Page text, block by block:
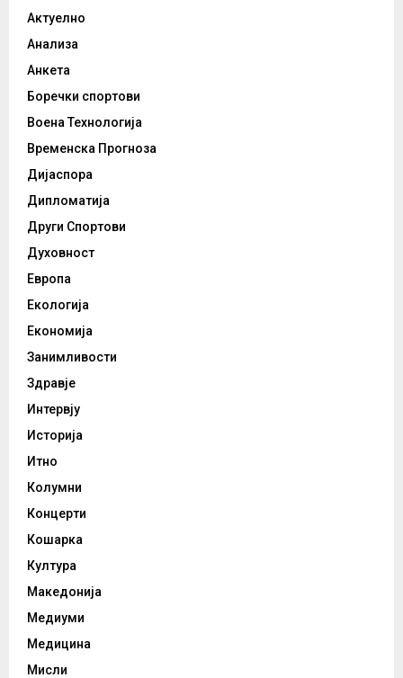
Актуелно
Анализа
Анкета
Боречки спортови
Воена Технологија
Временска Прогноза
Дијаспора
Дипломатија
Други Спортови
Духовност
Европа
Екологија
Економија
Занимливости
Здравје
Интервју
Историја
Итно
Колумни
Концерти
Кошарка
Култура
Македонија
Медиуми
Медицина
Мисли